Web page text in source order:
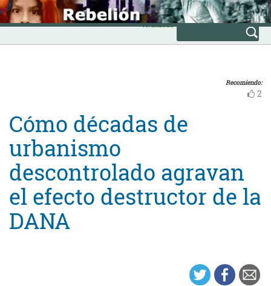
Skip
to
content
INICIO
Avanzada
Recomiendo:
2
Cómo décadas de
urbanismo
descontrolado agravan
el efecto destructor de la
DANA